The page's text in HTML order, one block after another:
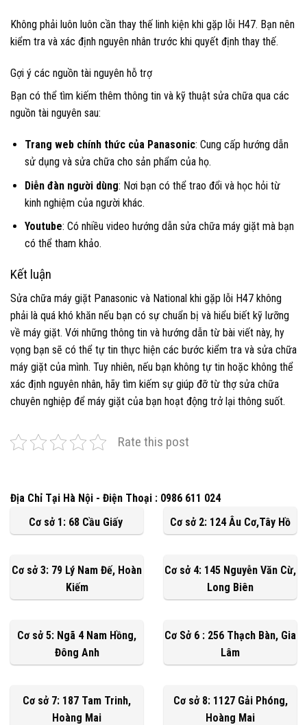
Không phải luôn luôn cần thay thế linh kiện khi gặp lỗi H47. Bạn nên
kiểm tra và xác định nguyên nhân trước khi quyết định thay thế.
Gợi ý các nguồn tài nguyên hỗ trợ
Bạn có thể tìm kiếm thêm thông tin và kỹ thuật sửa chữa qua các
nguồn tài nguyên sau:
Trang web chính thức của Panasonic: Cung cấp hướng dẫn
sử dụng và sửa chữa cho sản phẩm của họ.
Diễn đàn người dùng: Nơi bạn có thể trao đổi và học hỏi từ
kinh nghiệm của người khác.
Youtube: Có nhiều video hướng dẫn sửa chữa máy giặt mà bạn
có thể tham khảo.
Kết luận
Sửa chữa máy giặt Panasonic và National khi gặp lỗi H47 không
phải là quá khó khăn nếu bạn có sự chuẩn bị và hiểu biết kỹ lưỡng
về máy giặt. Với những thông tin và hướng dẫn từ bài viết này, hy
vọng bạn sẽ có thể tự tin thực hiện các bước kiểm tra và sửa chữa
máy giặt của mình. Tuy nhiên, nếu bạn không tự tin hoặc không thể
xác định nguyên nhân, hãy tìm kiếm sự giúp đỡ từ thợ sửa chữa
chuyên nghiệp để máy giặt của bạn hoạt động trở lại thông suốt.
Rate this post
Địa Chỉ Tại Hà Nội - Điện Thoại : 0986 611 024
Cơ sở 1: 68 Cầu Giấy
Cơ sở 2: 124 Âu Cơ,Tây Hồ
Cơ sở 3: 79 Lý Nam Đế, Hoàn
Kiếm
Cơ sở 4: 145 Nguyễn Văn Cừ,
Long Biên
Cơ sở 5: Ngã 4 Nam Hồng,
Đông Anh
Cơ Sở 6 : 256 Thạch Bàn, Gia
Lâm
Cơ sở 7: 187 Tam Trinh,
Hoàng Mai
Cơ sở 8: 1127 Gải Phóng,
Hoàng Mai